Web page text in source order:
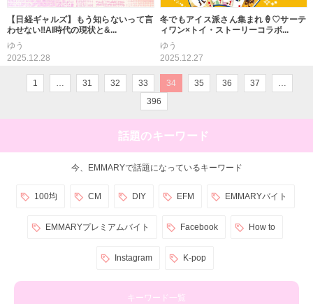
【日経ギャルズ】もう知らないって言
わせない‼️AI時代の現状と&...
ゆう
2025.12.28
冬でもアイス派さん集まれ🍦♡サーテ
ィワン×トイ・ストーリーコラボ...
ゆう
2025.12.27
1 … 31 32 33 34 35 36 37
…
396
話題のキーワード
今、EMMARYで話題になっているキーワード
100均 CM DIY EFM EMMARYバイト
EMMARYプレミアムバイト Facebook How to
Instagram K-pop
キーワード一覧